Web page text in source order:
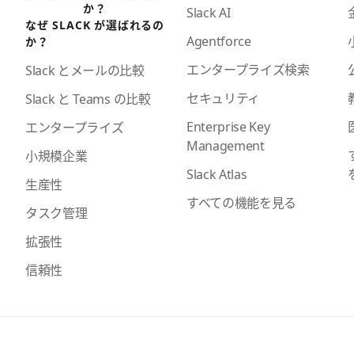
か？
なぜ SLACK が選ばれるの
か？
Slack とメールの比較
Slack と Teams の比較
エンタープライズ
小規模企業
生産性
タスク管理
拡張性
信頼性
Slack AI
Agentforce
エンタープライズ検索
セキュリティ
Enterprise Key
Management
Slack Atlas
すべての機能を見る